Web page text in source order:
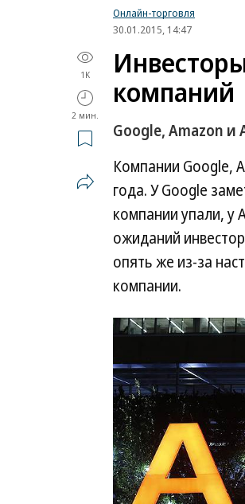
Онлайн-торговля
30.01.2015, 14:47
1K
2 мин.
компаний
Google, Amazon и
Компании Google,
года. У Google
компании упали, у
ожиданий
опять же из-за
компании.